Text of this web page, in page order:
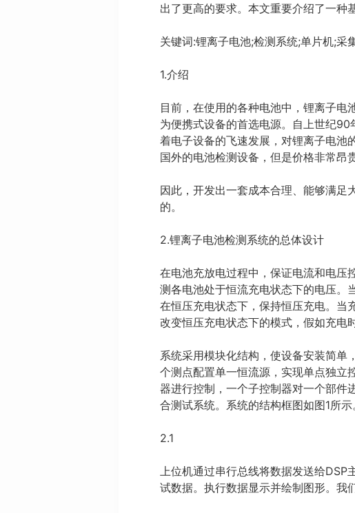
出了更高的要求。本文重要介绍了一种
关键词:锂离子电池;检测系统;单片机;采
1.介绍
目前，在使用的各种电池中，锂离子
为便携式设备的首选电源。自上世纪
着电子设备的飞速发展，对锂离子电池
国外的电池检测设备，但是价格非常昂
因此，开发出一套成本合理、能够满足
的。
2.锂离子电池检测系统的总体设计
在电池充放电过程中，保证电流和电压
测各电池处于恒流充电状态下的电压。
在恒压充电状态下，保持恒压充电。当
改变恒压充电状态下的模式，假如充电
系统采用模块化结构，使设备安装简
个测点配置单一恒流源，实现单点独立
器进行控制，一个子控制器对一个部件
合测试系统。系统的结构框图如图1所
2.1
上位机通过串行总线将数据发送给
试数据。执行数据显示并绘制图形。我